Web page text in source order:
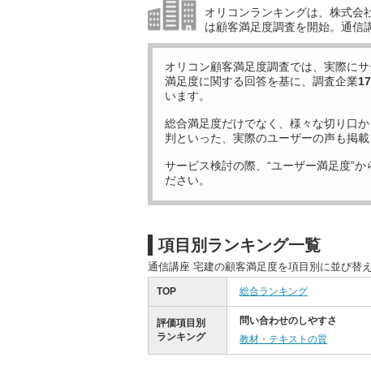
オリコンランキングは、株式会
は顧客満足度調査を開始。通信
オリコン顧客満足度調査では、実際に
満足度に関する回答を基に、調査企業17
います。
総合満足度だけでなく、様々な切り口か
判といった、実際のユーザーの声も掲載
サービス検討の際、“ユーザー満足度”
ださい。
項目別ランキング一覧
通信講座 宅建の顧客満足度を項目別に並び替
TOP 総合ランキング
評価項目別
ランキング
問い合わせのしやすさ
教材・テキストの質